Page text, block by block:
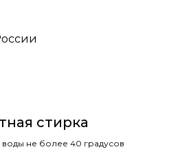
стирка
воды не более 40 градусов